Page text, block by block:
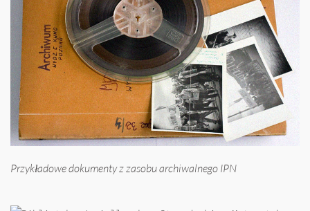
Przykładowe dokumenty z zasobu archiwalnego IPN